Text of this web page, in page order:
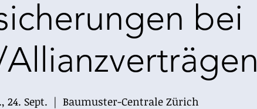
bei
24. Sept.
  |
Baumuster-Centrale Zürich